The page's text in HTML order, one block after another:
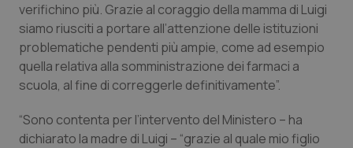
Toscana
Umbria
Valle D’Aosta
Veneto
Obesità
Oftalmologia
Oncodermatologia
Oncoematologia
verifichino più. Grazie al coraggio della mamma di Luigi
siamo riusciti a portare all’attenzione delle istituzioni
problematiche pendenti più ampie, come ad esempio
quella relativa alla somministrazione dei farmaci a
scuola, al fine di correggerle definitivamente”.
“Sono contenta per l’intervento del Ministero – ha
dichiarato la madre di Luigi – “grazie al quale mio figlio